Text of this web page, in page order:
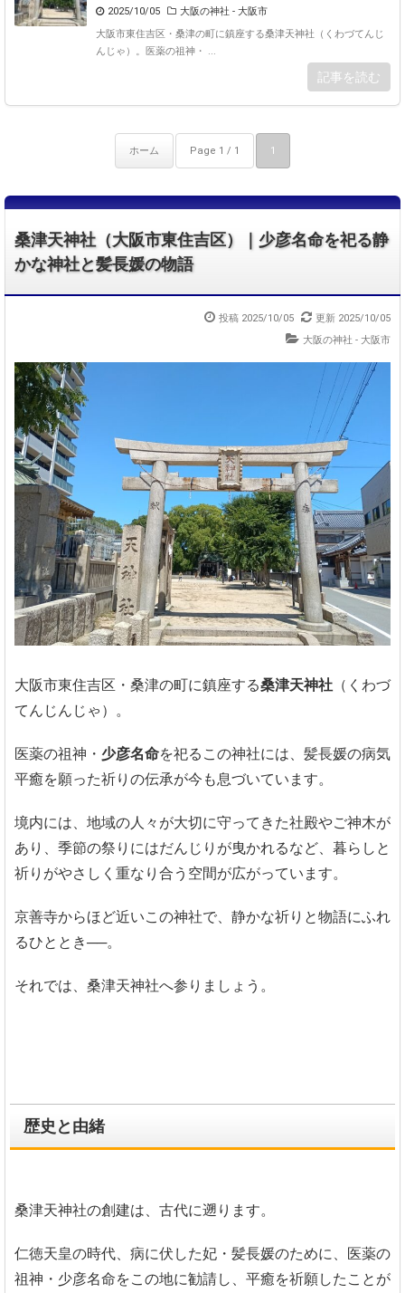
2025/10/05
大阪の神社 - 大阪市
大阪市東住吉区・桑津の町に鎮座する桑津天神社（くわづてんじ
んじゃ）。医薬の祖神・ ...
記事を読む
ホーム Page 1 / 1 1
桑津天神社（大阪市東住吉区）｜少彦名命を祀る静
かな神社と髪長媛の物語
投稿 2025/10/05
更新 2025/10/05
大阪の神社 - 大阪市
大阪市東住吉区・桑津の町に鎮座する桑津天神社 （くわづ
てんじんじゃ）。
医薬の祖神・ 少彦名命を祀るこの神社には、髪長媛の病気
平癒を願った祈りの伝承が今も息づいています。
境内には、地域の人々が大切に守ってきた社殿やご神木が
あり、季節の祭りにはだんじりが曳かれるなど、暮らしと
祈りがやさしく重なり合う空間が広がっています。
京善寺からほど近いこの神社で、静かな祈りと物語にふれ
るひととき──。
それでは、桑津天神社へ参りましょう。
歴史と由緒
桑津天神社の創建は、古代に遡ります。
仁徳天皇の時代、病に伏した妃・髪長媛のために、医薬の
祖神・少彦名命をこの地に勧請し、平癒を祈願したことが